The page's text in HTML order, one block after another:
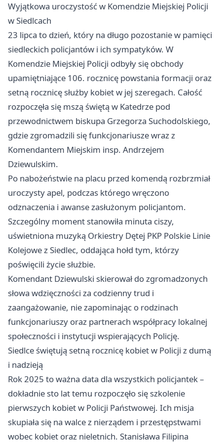
Wyjątkowa uroczystość w Komendzie Miejskiej Policji
w Siedlcach
23 lipca to dzień, który na długo pozostanie w pamięci
siedleckich policjantów i ich sympatyków. W
Komendzie Miejskiej Policji odbyły się obchody
upamiętniające 106. rocznicę powstania formacji oraz
setną rocznicę służby kobiet w jej szeregach. Całość
rozpoczęła się mszą świętą w Katedrze pod
przewodnictwem biskupa Grzegorza Suchodolskiego,
gdzie zgromadzili się funkcjonariusze wraz z
Komendantem Miejskim insp. Andrzejem
Dziewulskim.
Po nabożeństwie na placu przed komendą rozbrzmiał
uroczysty apel, podczas którego wręczono
odznaczenia i awanse zasłużonym policjantom.
Szczególny moment stanowiła minuta ciszy,
uświetniona muzyką Orkiestry Dętej PKP Polskie Linie
Kolejowe z Siedlec, oddająca hołd tym, którzy
poświęcili życie służbie.
Komendant Dziewulski skierował do zgromadzonych
słowa wdzięczności za codzienny trud i
zaangażowanie, nie zapominając o rodzinach
funkcjonariuszy oraz partnerach współpracy lokalnej
społeczności i instytucji wspierających Policję.
Siedlce świętują setną rocznicę kobiet w Policji z dumą
i nadzieją
Rok 2025 to ważna data dla wszystkich policjantek –
dokładnie sto lat temu rozpoczęło się szkolenie
pierwszych kobiet w Policji Państwowej. Ich misja
skupiała się na walce z nierządem i przestępstwami
wobec kobiet oraz nieletnich. Stanisława Filipina